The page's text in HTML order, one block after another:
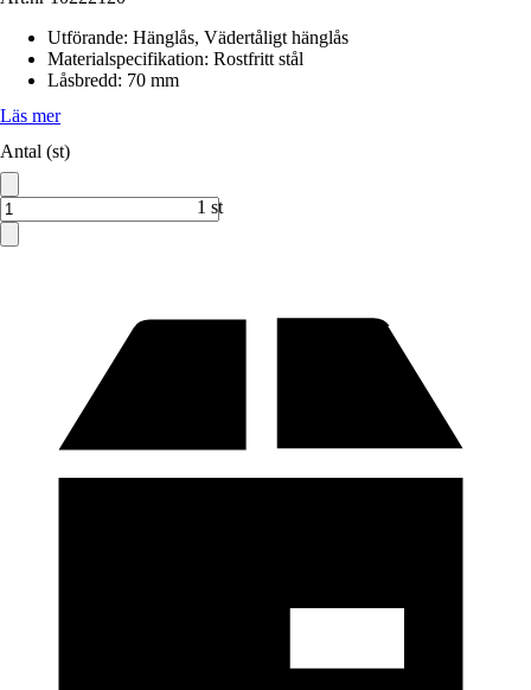
Utförande: Hänglås, Vädertåligt hänglås
Materialspecifikation: Rostfritt stål
Låsbredd: 70 mm
Läs mer
Antal (st)
1 st